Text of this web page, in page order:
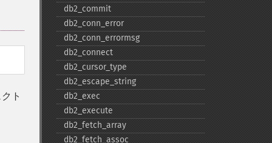
ト
db2_​commit
db2_​conn_​error
db2_​conn_​errormsg
db2_​connect
db2_​cursor_​type
db2_​escape_​string
db2_​exec
db2_​execute
db2_​fetch_​array
db2_​fetch_​assoc